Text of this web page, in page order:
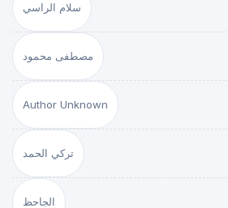
سلام الراسي
مصطفى محمود
Author Unknown
تركي الحمد
الجاحظ